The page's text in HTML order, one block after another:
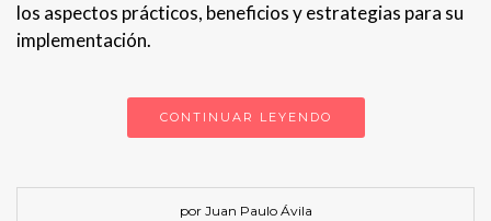
los aspectos prácticos, beneficios y estrategias para su
implementación.
CONTINUAR LEYENDO
por Juan Paulo Ávila